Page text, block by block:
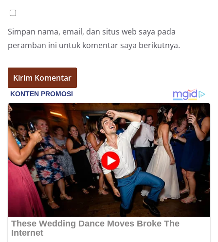
masyarakat, sekaligus membangun kesadaran
kolektif warga akan pentingnya menjaga
keamanan, ketertiban, dan kekompakan
momentum bersejarah HUT Kemerdekaan
Republik Indonesia.‎Kegiatan sambang ini
rencananya akan terus dilaksanakan secara rutin
oleh Bhabinkamtibmas di wilayah Kelurahan
Sunggal sebagai bagian dari upaya menciptakan
situasi Kamtibmas yang aman dan kondusif,
sekaligus menumbuhkan semangat nasionalisme
warga dalam menyambut Hari Kemerdekaan RI.
Percepat Penanganan Infrastruktur Kota Medan,
Dinas SDABMBK Perkuat Sinergi dengan
Kecamatan
Ketua DPRD Medan Terima Silaturahmi Kapolres
Belawan, Bahas Narkoba, Kriminalitas hingga
Potensi Ekonomi
Bhabinkamtibmas Polsek Medan Sunggal
Sambangi Warga Kelurahan Sunggal, Ingatkan
Pemasangan Bendera Merah Putih Jelang HUT
Kemerdekaan RI‎‎Medan, 5 Agustus 2026 — Dalam
Simpan nama, email, dan situs web saya pada
peramban ini untuk komentar saya berikutnya.